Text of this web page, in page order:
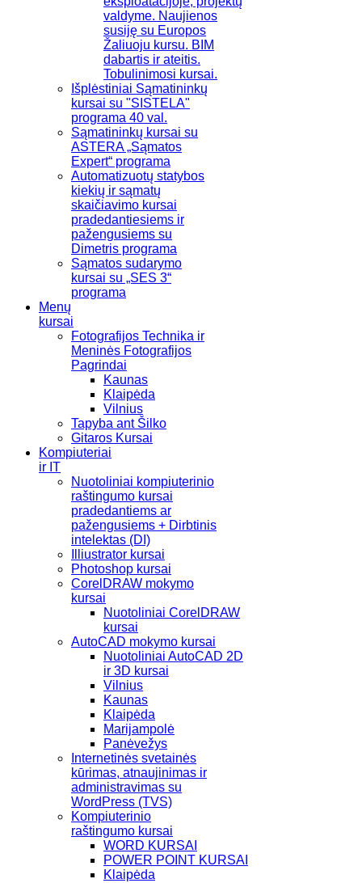
valdyme. Naujienos
susiję su Europos
Žaliuoju kursu. BIM
dabartis ir ateitis.
Tobulinimosi kursai.
Išplėstiniai Sąmatininkų
kursai su "SISTELA"
programa 40 val.
Sąmatininkų kursai su
ASTERA „Sąmatos
Expert“ programa
Automatizuotų statybos
kiekių ir sąmatų
skaičiavimo kursai
pradedantiesiems ir
pažengusiems su
Dimetris programa
Sąmatos sudarymo
kursai su „SES 3“
programa
Menų
kursai
Fotografijos Technika ir
Meninės Fotografijos
Pagrindai
Kaunas
Klaipėda
Vilnius
Tapyba ant Šilko
Gitaros Kursai
Kompiuteriai
ir IT
Nuotoliniai kompiuterinio
raštingumo kursai
pradedantiems ar
pažengusiems + Dirbtinis
intelektas (DI)
Illiustrator kursai
Photoshop kursai
CorelDRAW mokymo
kursai
Nuotoliniai CorelDRAW
kursai
AutoCAD mokymo kursai
Nuotoliniai AutoCAD 2D
ir 3D kursai
Vilnius
Kaunas
Klaipėda
Marijampolė
Panėvežys
Internetinės svetainės
kūrimas, atnaujinimas ir
administravimas su
WordPress (TVS)
Kompiuterinio
raštingumo kursai
WORD KURSAI
POWER POINT KURSAI
Klaipėda